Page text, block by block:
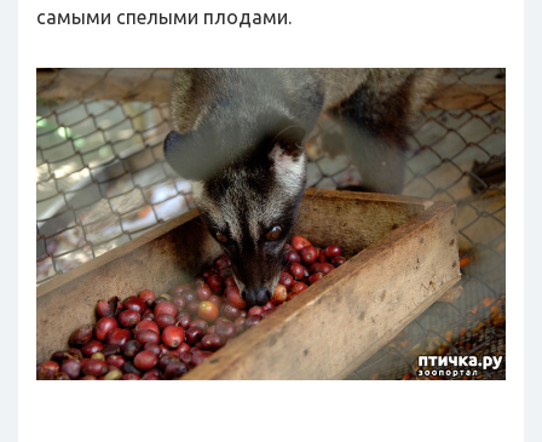
самыми спелыми плодами.